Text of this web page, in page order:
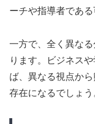
ーチや指導者である
一方で、全く異な
ります。ビジネス
ば、異なる視点か
存在になるでしょう